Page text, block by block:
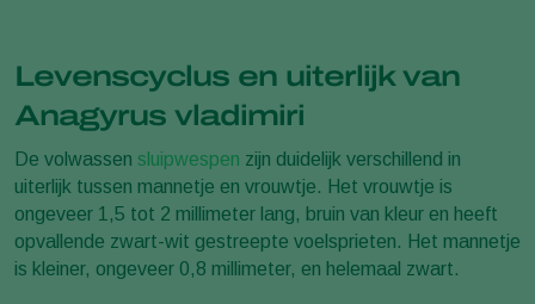
Levenscyclus en uiterlijk van
Anagyrus vladimiri
De volwassen sluipwespen zijn duidelijk verschillend in
uiterlijk tussen mannetje en vrouwtje. Het vrouwtje is
ongeveer 1,5 tot 2 millimeter lang, bruin van kleur en heeft
opvallende zwart-wit gestreepte voelsprieten. Het mannetje
is kleiner, ongeveer 0,8 millimeter, en helemaal zwart.